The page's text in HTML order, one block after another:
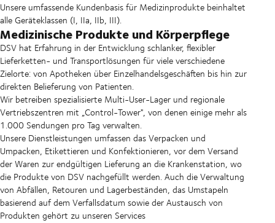
Unsere umfassende Kundenbasis für Medizinprodukte beinhaltet
alle Geräteklassen (I, IIa, IIb, III).
Medizinische Produkte und Körperpflege
DSV hat Erfahrung in der Entwicklung schlanker, flexibler
Lieferketten- und Transportlösungen für viele verschiedene
Zielorte: von Apotheken über Einzelhandelsgeschäften bis hin zur
direkten Belieferung von Patienten.
Wir betreiben spezialisierte Multi-User-Lager und regionale
Vertriebszentren mit „Control-Tower", von denen einige mehr als
1.000 Sendungen pro Tag verwalten.
Unsere Dienstleistungen umfassen das Verpacken und
Umpacken, Etikettieren und Konfektionieren, vor dem Versand
der Waren zur endgültigen Lieferung an die Krankenstation, wo
die Produkte von DSV nachgefüllt werden. Auch die Verwaltung
von Abfällen, Retouren und Lagerbeständen, das Umstapeln
basierend auf dem Verfallsdatum sowie der Austausch von
Produkten gehört zu unseren Services